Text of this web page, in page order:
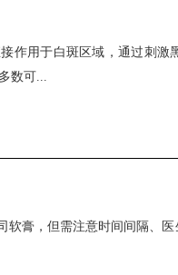
作用于白斑区域，通过刺
数可...
膏，但需注意时间间隔、